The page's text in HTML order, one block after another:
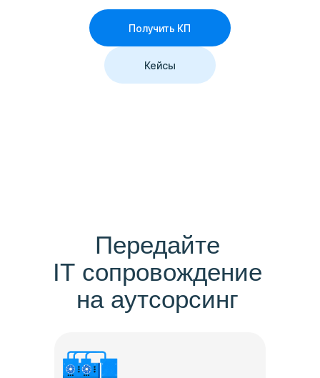
Получить КП
Кейсы
Передайте
IT сопровождение
на аутсорсинг